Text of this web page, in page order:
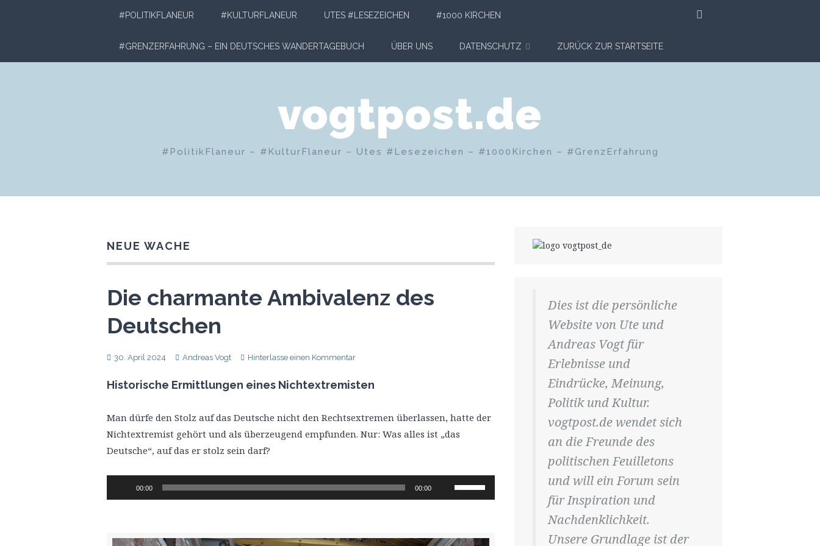
#POLITIKFLANEUR #KULTURFLANEUR UTES #LESEZEICHEN #1000 KIRCHEN
#GRENZERFAHRUNG – EIN DEUTSCHES WANDERTAGEBUCH ÜBER UNS DATENSCHUTZ ZURÜCK ZUR STARTSEITE
vogtpost.de
#PolitikFlaneur – #KulturFlaneur – Utes #Lesezeichen – #1000Kirchen – #GrenzErfahrung
NEUE WACHE
Die charmante Ambivalenz des
Deutschen
30. April 2024 Andreas Vogt Hinterlasse einen Kommentar
Historische Ermittlungen eines Nichtextremisten
Man dürfe den Stolz auf das Deutsche nicht den Rechtsextremen überlassen, hatte der
Nichtextremist gehört und als überzeugend empfunden. Nur: Was alles ist „das
Deutsche“, auf das er stolz sein darf?
Player
00:00 00:00
Pfeiltasten
Hoch/Runter
Dies ist die persönliche
Website von Ute und
Andreas Vogt für
Erlebnisse und
Eindrücke, Meinung,
Politik und Kultur.
vogtpost.de wendet sich
an die Freunde des
politischen Feuilletons
und will ein Forum sein
für Inspiration und
Nachdenklichkeit.
Unsere Grundlage ist der